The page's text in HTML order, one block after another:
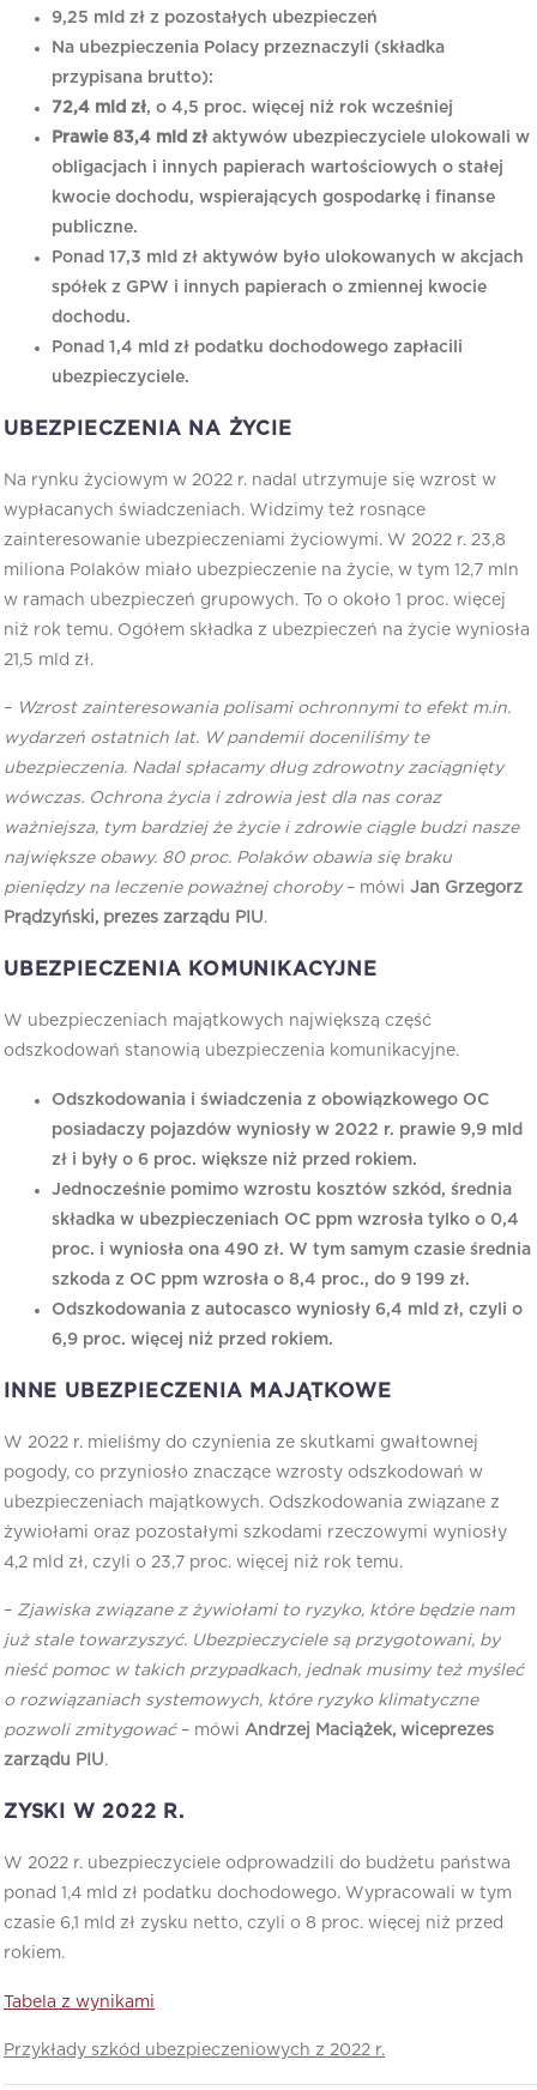
9,25 mld zł z pozostałych ubezpieczeń
Na ubezpieczenia Polacy przeznaczyli (składka
przypisana brutto):
72,4 mld zł, o 4,5 proc. więcej niż rok wcześniej
Prawie 83,4 mld zł aktywów ubezpieczyciele ulokowali w
obligacjach i innych papierach wartościowych o stałej
kwocie dochodu, wspierających gospodarkę i finanse
publiczne.
Ponad 17,3 mld zł aktywów było ulokowanych w akcjach
spółek z GPW i innych papierach o zmiennej kwocie
dochodu.
Ponad 1,4 mld zł podatku dochodowego zapłacili
ubezpieczyciele.
UBEZPIECZENIA NA ŻYCIE
Na rynku życiowym w 2022 r. nadal utrzymuje się wzrost w
wypłacanych świadczeniach. Widzimy też rosnące
zainteresowanie ubezpieczeniami życiowymi. W 2022 r. 23,8
miliona Polaków miało ubezpieczenie na życie, w tym 12,7 mln
w ramach ubezpieczeń grupowych. To o około 1 proc. więcej
niż rok temu. Ogółem składka z ubezpieczeń na życie wyniosła
21,5 mld zł.
– Wzrost zainteresowania polisami ochronnymi to efekt m.in.
wydarzeń ostatnich lat. W pandemii doceniliśmy te
ubezpieczenia. Nadal spłacamy dług zdrowotny zaciągnięty
wówczas. Ochrona życia i zdrowia jest dla nas coraz
ważniejsza, tym bardziej że życie i zdrowie ciągle budzi nasze
największe obawy. 80 proc. Polaków obawia się braku
pieniędzy na leczenie poważnej choroby– mówi Jan Grzegorz
Prądzyński, prezes zarządu PIU.
UBEZPIECZENIA KOMUNIKACYJNE
W ubezpieczeniach majątkowych największą część
odszkodowań stanowią ubezpieczenia komunikacyjne.
Odszkodowania i świadczenia z obowiązkowego OC
posiadaczy pojazdów wyniosły w 2022 r. prawie 9,9 mld
zł i były o 6 proc. większe niż przed rokiem.
Jednocześnie pomimo wzrostu kosztów szkód, średnia
składka w ubezpieczeniach OC ppm wzrosła tylko o 0,4
proc. i wyniosła ona 490 zł. W tym samym czasie średnia
szkoda z OC ppm wzrosła o 8,4 proc., do 9 199 zł.
Odszkodowania z autocasco wyniosły 6,4 mld zł, czyli o
6,9 proc. więcej niż przed rokiem.
INNE UBEZPIECZENIA MAJĄTKOWE
W 2022 r. mieliśmy do czynienia ze skutkami gwałtownej
pogody, co przyniosło znaczące wzrosty odszkodowań w
ubezpieczeniach majątkowych. Odszkodowania związane z
żywiołami oraz pozostałymi szkodami rzeczowymi wyniosły
4,2 mld zł, czyli o 23,7 proc. więcej niż rok temu.
– Zjawiska związane z żywiołami to ryzyko, które będzie nam
już stale towarzyszyć. Ubezpieczyciele są przygotowani, by
nieść pomoc w takich przypadkach, jednak musimy też myśleć
o rozwiązaniach systemowych, które ryzyko klimatyczne
pozwoli zmitygować– mówi Andrzej Maciążek, wiceprezes
zarządu PIU.
ZYSKI W 2022 R.
W 2022 r. ubezpieczyciele odprowadzili do budżetu państwa
ponad 1,4 mld zł podatku dochodowego. Wypracowali w tym
czasie 6,1 mld zł zysku netto, czyli o 8 proc. więcej niż przed
rokiem.
Tabela z wynikami
Przykłady szkód ubezpieczeniowych z 2022 r.